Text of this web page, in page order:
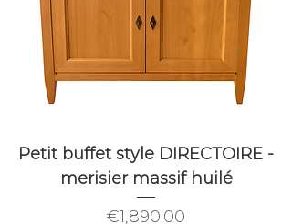
Petit buffet style DIRECTOIRE -
merisier massif huilé
Price
€1,890.00